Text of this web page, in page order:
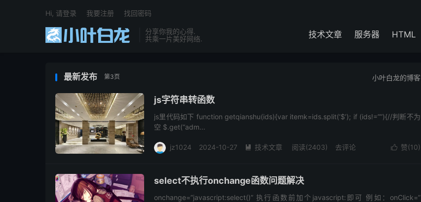
分享你我的心得.
共乘一片美好网络.
技术文章 服务器 HTML
Hi, 请登录 我要注册 找回密码
最新发布 第3页 小叶白龙的博客
js字符串转函数
js里代码如下 function getqianshu(ids){var itemk=ids.split(‘$’); if (ids!=””){//判断不为
空 $.get(“adm...
 赞(10)
jz1024 2024-10-27  技术文章 阅读(2403) 去评论
select不执行onchange函数问题解决
onchange=”javascript:select()” 执行函数前加个javascript:即可 例如：onClick=”